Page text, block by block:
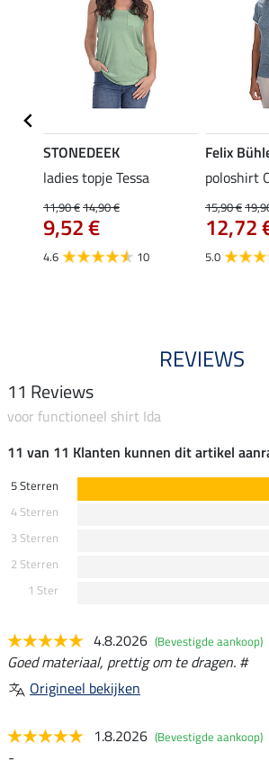
STONEDEEK
ladies topje Tessa
11,90 €14,90 €
9,52 €
4.6 10
Felix
poloshirt
15,90 €
12,72
5.0
REVIEWS
11 Reviews
voor functioneel shirt Ida
11 van 11 Klanten kunnen dit artikel
5 Sterren
4 Sterren
3 Sterren
2 Sterren
1 Ster
4.8.2026 (Bevestigde aankoop)
Goed materiaal, prettig om te dragen. #
Origineel bekijken
1.8.2026 (Bevestigde aankoop)
-